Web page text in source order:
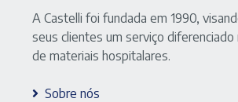
A Castelli foi fundada em 1990,
seus clientes um serviço diferenciado
de materiais hospitalares.
Sobre nós